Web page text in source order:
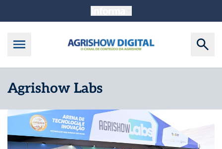
Agrishow Labs